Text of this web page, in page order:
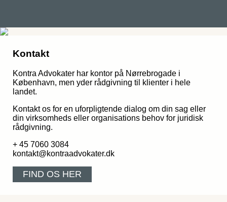
Kontakt
Kontra Advokater har kontor på Nørrebrogade i
København, men yder rådgivning til klienter i hele
landet.
Kontakt os for en uforpligtende dialog om din sag eller
din virksomheds eller organisations behov for juridisk
rådgivning.
+ 45 7060 3084
kontakt@kontraadvokater.dk
FIND OS HER